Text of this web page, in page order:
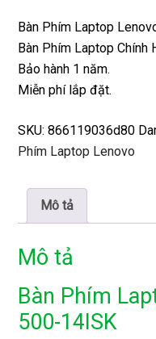
Bàn Phím Laptop
Bàn Phím Laptop Chính
Bảo hành 1 năm.
Miễn phí lắp đặt.
SKU:866119036d80
Phím Laptop Lenovo
Mô tả
Mô tả
Bàn Phím
500-14ISK